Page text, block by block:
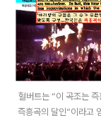
헐버트는 “이 곡조는
즉흥곡의 달인”이라고